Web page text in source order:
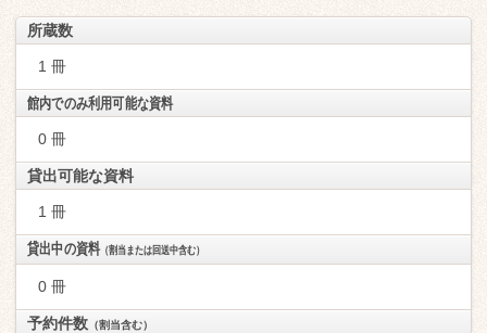
所蔵数
1 冊
館内でのみ利用可能な資料
0 冊
貸出可能な資料
1 冊
貸出中の資料（割当または回送中含む）
0 冊
予約件数 （割当含む）